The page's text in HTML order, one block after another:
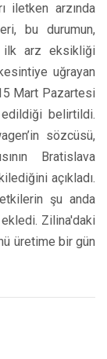
iletken arzında
bu durumun,
ilk arz eksikliği
uğrayan
Mart Pazartesi
belirtildi.
sözcüsü,
Bratislava
açıkladı.
şu anda
Zilina'daki
üretime bir gün